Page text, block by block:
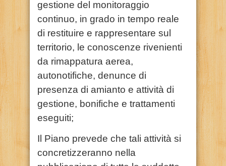
gestione del monitoraggio
continuo, in grado in tempo reale
di restituire e rappresentare sul
territorio, le conoscenze rivenienti
da rimappatura aerea,
autonotifiche, denunce di
presenza di amianto e attività di
gestione, bonifiche e trattamenti
eseguiti;
Il Piano prevede che tali attività si
concretizzeranno nella